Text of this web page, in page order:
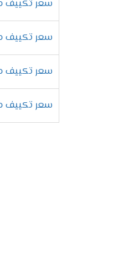
حتى
سعر تكييف ميديا 4 حصان ارضى
سعر تكييف ميديا 5 حصان كونسيلد
سعر تكييف ميديا 5 حصان ارضى
سعر تكييف ميديا 7.5 حصان كونسيلد